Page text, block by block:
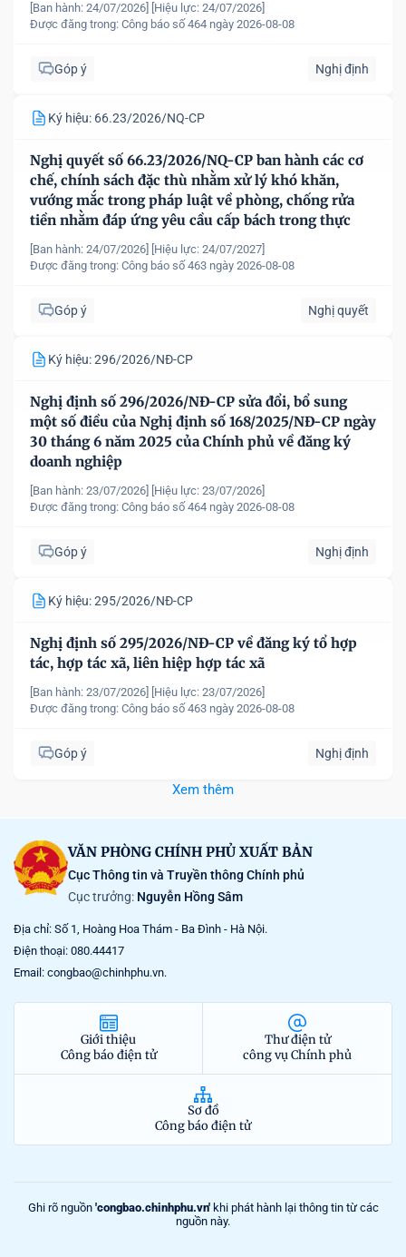
[Ban hành: 24/07/2026]
[Hiệu lực: 24/07/2026]
Được đăng trong: Công báo số 464 ngày 2026-08-08
Góp ý Nghị định
Ký hiệu: 66.23/2026/NQ-CP
Nghị quyết số 66.23/2026/NQ-CP ban hành các cơ
chế, chính sách đặc thù nhằm xử lý khó khăn,
vướng mắc trong pháp luật về phòng, chống rửa
tiền nhằm đáp ứng yêu cầu cấp bách trong thực
hiện cam kết quốc tế về trao đổi thông tin theo yêu
cầu về thuế
[Ban hành: 24/07/2026]
[Hiệu lực: 24/07/2027]
Được đăng trong: Công báo số 463 ngày 2026-08-08
Góp ý Nghị quyết
Ký hiệu: 296/2026/NĐ-CP
Nghị định số 296/2026/NĐ-CP sửa đổi, bổ sung
một số điều của Nghị định số 168/2025/NĐ-CP ngày
30 tháng 6 năm 2025 của Chính phủ về đăng ký
doanh nghiệp
[Ban hành: 23/07/2026]
[Hiệu lực: 23/07/2026]
Được đăng trong: Công báo số 464 ngày 2026-08-08
Góp ý Nghị định
Ký hiệu: 295/2026/NĐ-CP
Nghị định số 295/2026/NĐ-CP về đăng ký tổ hợp
tác, hợp tác xã, liên hiệp hợp tác xã
[Ban hành: 23/07/2026]
[Hiệu lực: 23/07/2026]
Được đăng trong: Công báo số 463 ngày 2026-08-08
Góp ý Nghị định
Xem thêm
VĂN PHÒNG CHÍNH PHỦ XUẤT BẢN
Cục Thông tin và Truyền thông Chính phủ
Cục trưởng: Nguyễn Hồng Sâm
Địa chỉ: Số 1, Hoàng Hoa Thám - Ba Đình - Hà Nội.
Điện thoại: 080.44417
Email: congbao@chinhphu.vn.
Giới thiệu
Công báo điện tử
Thư điện tử
công vụ Chính phủ
Sơ đồ
Công báo điện tử
Ghi rõ nguồn 'congbao.chinhphu.vn'khi phát hành lại thông tin từ các
nguồn này.